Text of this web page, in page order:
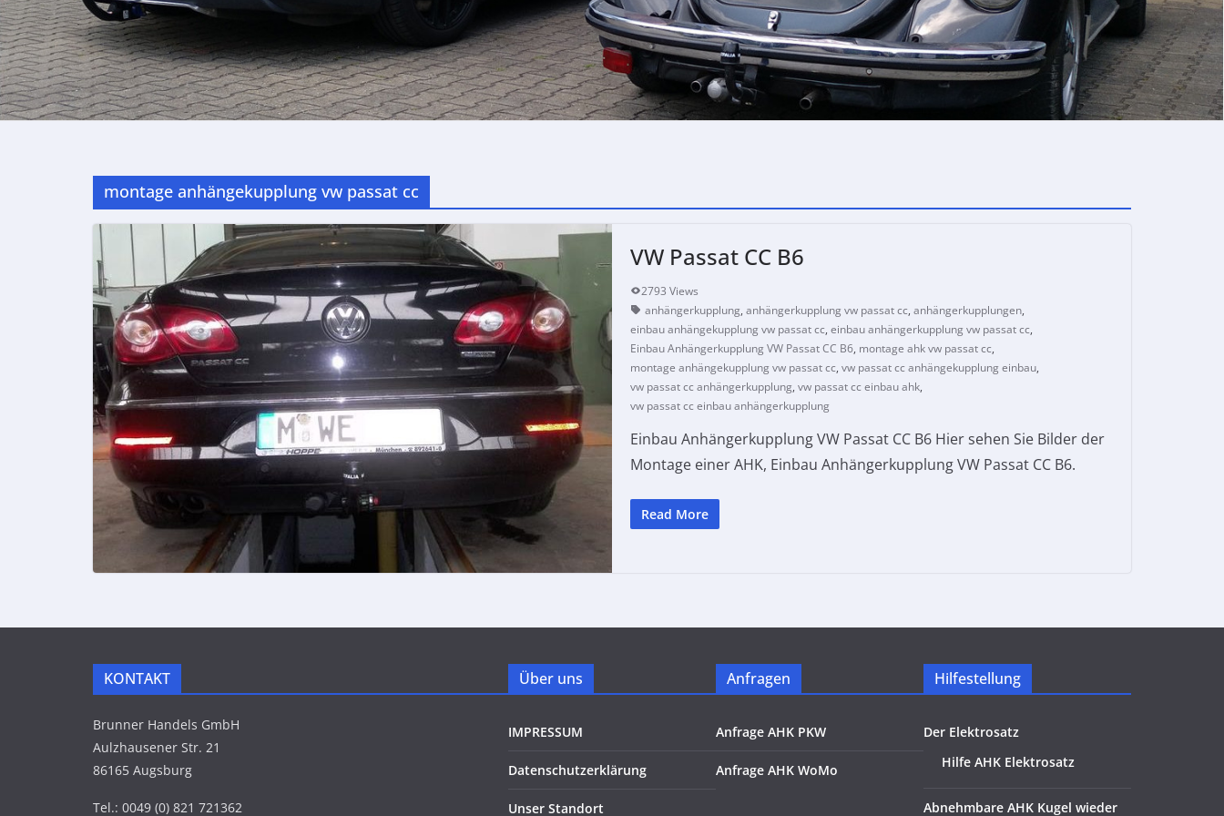
montage anhängekupplung vw passat cc
VW Passat CC B6
2793 Views
anhängerkupplung, anhängerkupplung vw passat cc, anhängerkupplungen,
einbau anhängekupplung vw passat cc, einbau anhängerkupplung vw passat cc,
Einbau Anhängerkupplung VW Passat CC B6, montage ahk vw passat cc,
montage anhängekupplung vw passat cc, vw passat cc anhängekupplung einbau,
vw passat cc anhängerkupplung, vw passat cc einbau ahk,
vw passat cc einbau anhängerkupplung
Einbau Anhängerkupplung VW Passat CC B6 Hier sehen Sie Bilder der
Montage einer AHK, Einbau Anhängerkupplung VW Passat CC B6.
Read More
KONTAKT
Brunner Handels GmbH
Aulzhausener Str. 21
86165 Augsburg
Tel.: 0049 (0) 821 721362
Über uns
IMPRESSUM
Datenschutzerklärung
Unser Standort
Anfragen
Anfrage AHK PKW
Anfrage AHK WoMo
Hilfestellung
Der Elektrosatz
Hilfe AHK Elektrosatz
Abnehmbare AHK Kugel wieder